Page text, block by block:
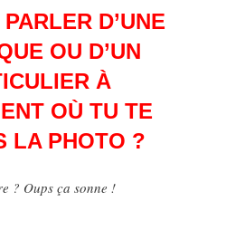
D’UNE
OU D’UN
À
OÙ TU TE
LA PHOTO ?
? Oups ça sonne !